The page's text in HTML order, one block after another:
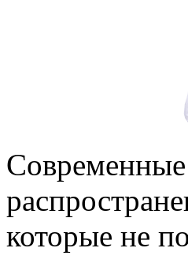
которые не